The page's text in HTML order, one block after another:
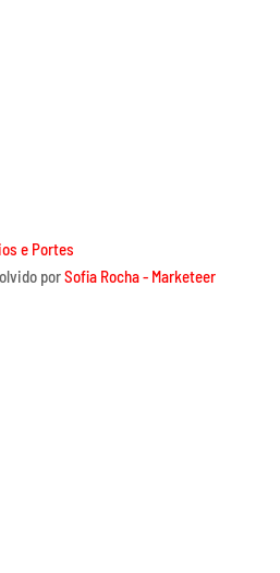
e Portes
porSofia Rocha - Marketeer